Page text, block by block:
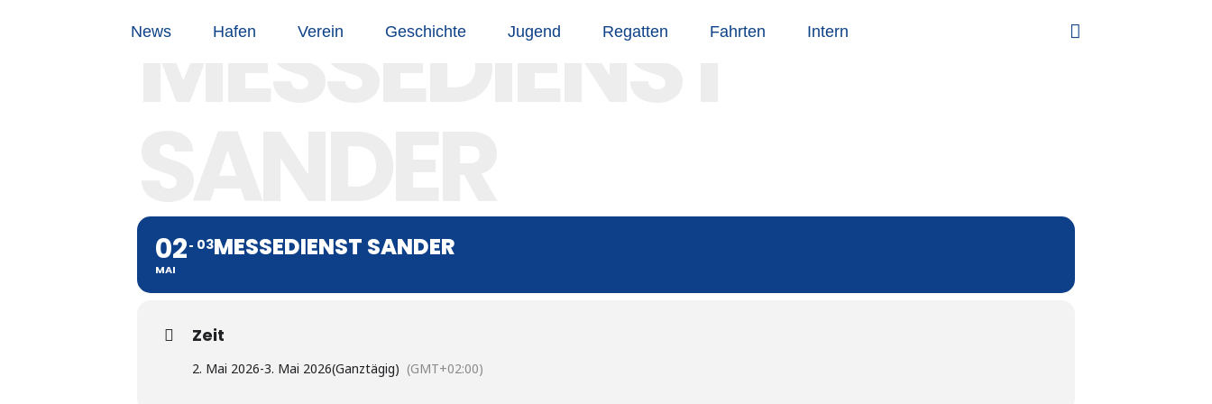
News Hafen Verein Geschichte Jugend Regatten Fahrten Intern
MESSEDIENST
02
MAI
03MESSEDIENST SANDER
Zeit
2. Mai 2026-3. Mai 2026(Ganztägig) (GMT+02:00)